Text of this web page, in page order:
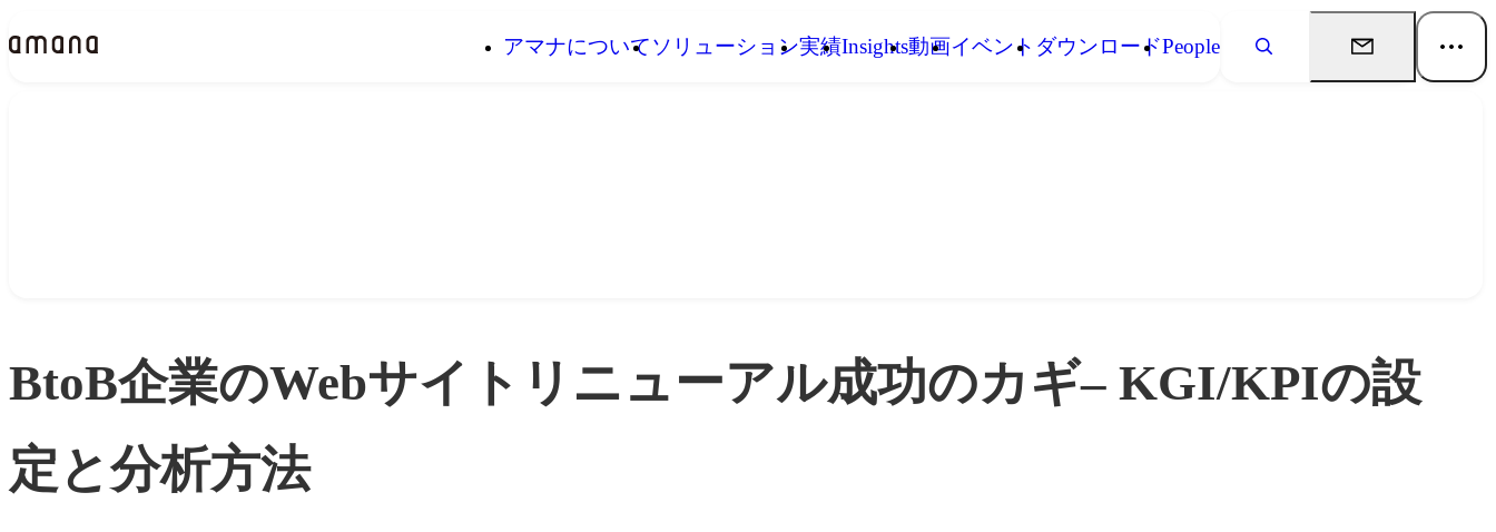
アマナについてソリューション実績Insights動画イベント ダウンロードPeople
BtoB企業のWebサイトリニューアル成功のカギ– KGI/KPIの設
定と分析方法